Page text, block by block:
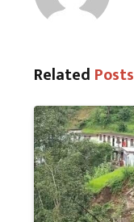
Related Posts